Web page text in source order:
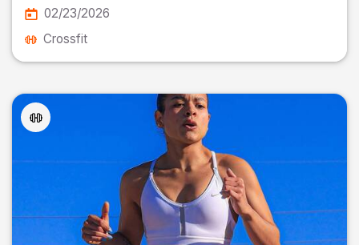
02/23/2026
Crossfit